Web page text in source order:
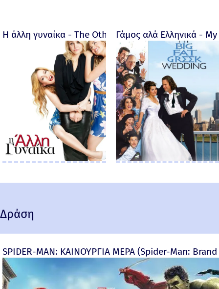
Η άλλη γυναίκα - The Other Woman – 2014
Γάμος αλά Ελληνικά -
Δράση
SPIDER-MAN: ΚΑΙΝΟΥΡΓΙΑ ΜΕΡΑ (Spider-Man: